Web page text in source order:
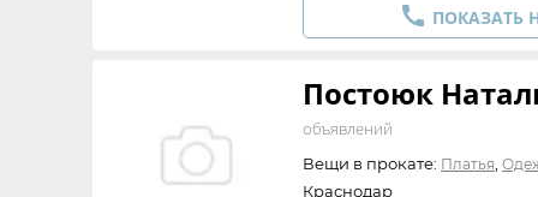
 ПОКАЗАТЬ
Постоюк
объявлений
Вещи в прокате: Платья
Краснодар